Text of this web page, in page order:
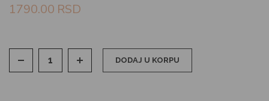
1790.00 RSD
DODAJ U KORPU